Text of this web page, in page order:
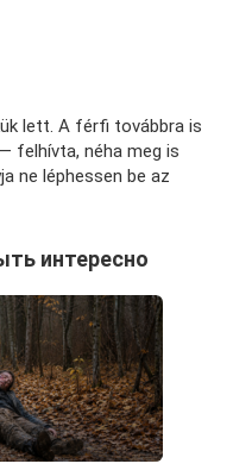
lett. A férfi továbbra is
felhívta, néha meg is
ne léphessen be az
интересно